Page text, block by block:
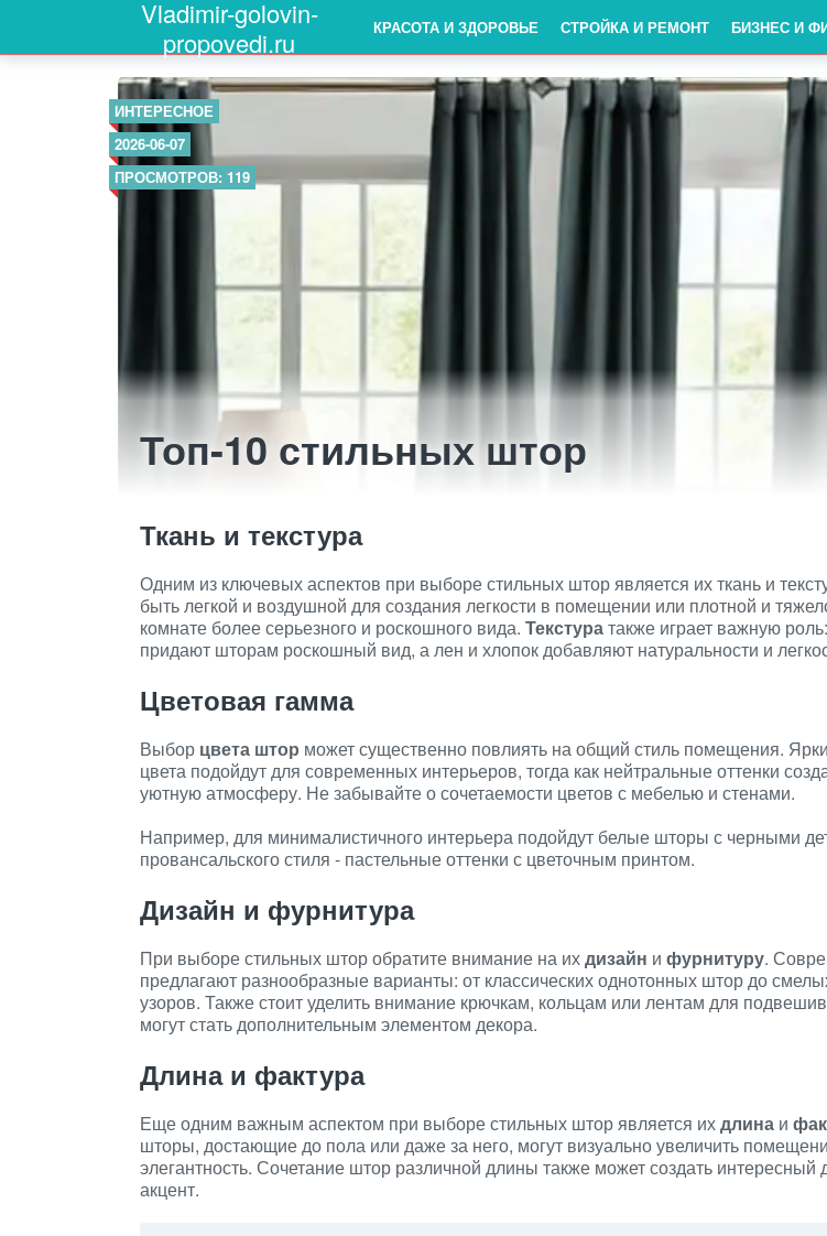
Vladimir-golovin-
propovedi.ru
КРАСОТА И ЗДОРОВЬЕ СТРОЙКА И РЕМОНТ БИЗНЕС И
ИНТЕРЕСНОЕ
2026-06-07
ПРОСМОТРОВ: 119
Топ-10 стильных штор
Ткань и текстура
Одним из ключевых аспектов при выборе стильных штор является их ткань и
быть легкой и воздушной для создания легкости в помещении или плотной и
комнате более серьезного и роскошного вида. Текстуратакже играет важную
придают шторам роскошный вид, а лен и хлопок добавляют натуральности и
Цветовая гамма
Выбор цвета штор может существенно повлиять на общий стиль помещения.
цвета подойдут для современных интерьеров, тогда как нейтральные оттенки
уютную атмосферу. Не забывайте о сочетаемости цветов с мебелью и стенами.
Например, для минималистичного интерьера подойдут белые шторы с черными
провансальского стиля - пастельные оттенки с цветочным принтом.
Дизайн и фурнитура
При выборе стильных штор обратите внимание на ихдизайн и фурнитуру.
предлагают разнообразные варианты: от классических однотонных штор до
узоров. Также стоит уделить внимание крючкам, кольцам или лентам для
могут стать дополнительным элементом декора.
Длина и фактура
Еще одним важным аспектом при выборе стильных штор является ихдлина и
шторы, достающие до пола или даже за него, могут визуально увеличить
элегантность. Сочетание штор различной длины также может создать интересный
акцент.